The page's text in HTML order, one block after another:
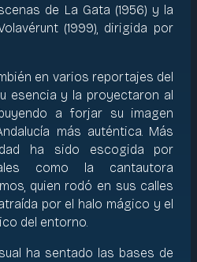
de La Gata (1956) y la
(1999), dirigida por
en varios reportajes del
esencia y la proyectaron al
a forjar su imagen
más auténtica. Más
ha sido escogida por
como la cantautora
quien rodó en sus calles
por el halo mágico y el
del entorno.
ha sentado las bases de